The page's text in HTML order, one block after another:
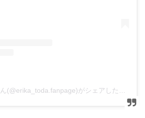
戸田恵梨香fan❤︎さん(@erika_toda.fanpage)がシェアした投稿